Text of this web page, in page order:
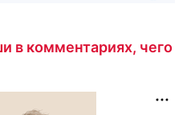
в комментариях, чего